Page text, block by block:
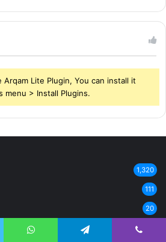
Lite Plugin, You can install it
menu > Install Plugins.
1,320
111
20